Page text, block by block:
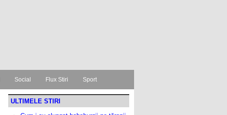
Social Flux Stiri Sport
ULTIMELE STIRI